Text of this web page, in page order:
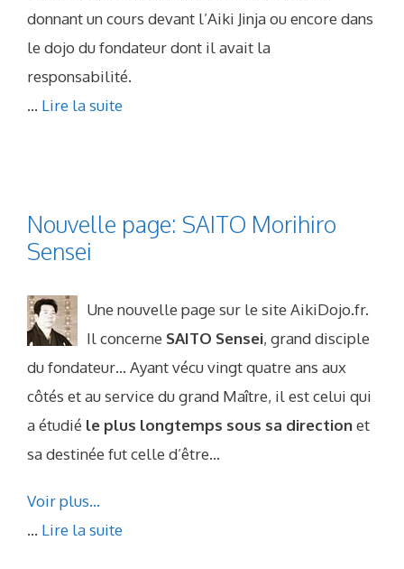
donnant un cours devant l’Aiki Jinja ou encore dans
le dojo du fondateur dont il avait la
responsabilité.
... Lire la suite
Nouvelle page: SAITO Morihiro
Sensei
Une nouvelle page sur le site AikiDojo.fr.
Il concerne SAITO Sensei, grand disciple
du fondateur… Ayant vécu vingt quatre ans aux
côtés et au service du grand Maître, il est celui qui
a étudié le plus longtemps sous sa directionet
sa destinée fut celle d’être…
Voir plus…
... Lire la suite